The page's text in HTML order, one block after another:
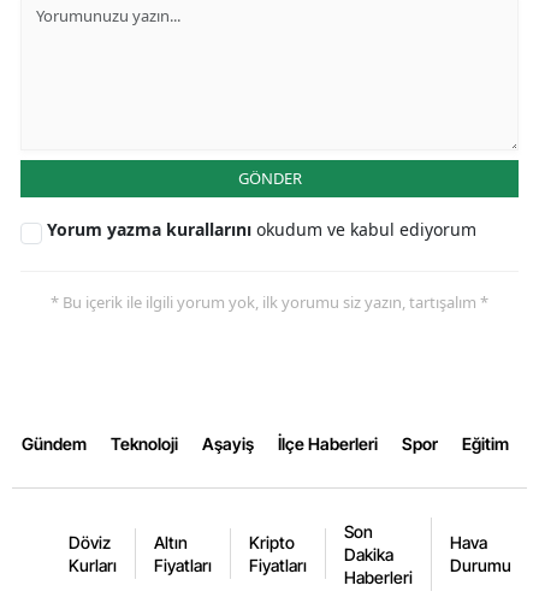
Siirt
Tekirdağ
Tunceli
Uşak
GÖNDER
Yorum yazma kurallarını okudum ve kabul ediyorum
* Bu içerik ile ilgili yorum yok, ilk yorumu siz yazın, tartışalım *
Gündem Teknoloji Aşayiş İlçe Haberleri Spor Eğitim
Döviz
Kurları
Altın
Fiyatları
Kripto
Fiyatları
Son
Dakika
Haberleri
Hava
Durumu